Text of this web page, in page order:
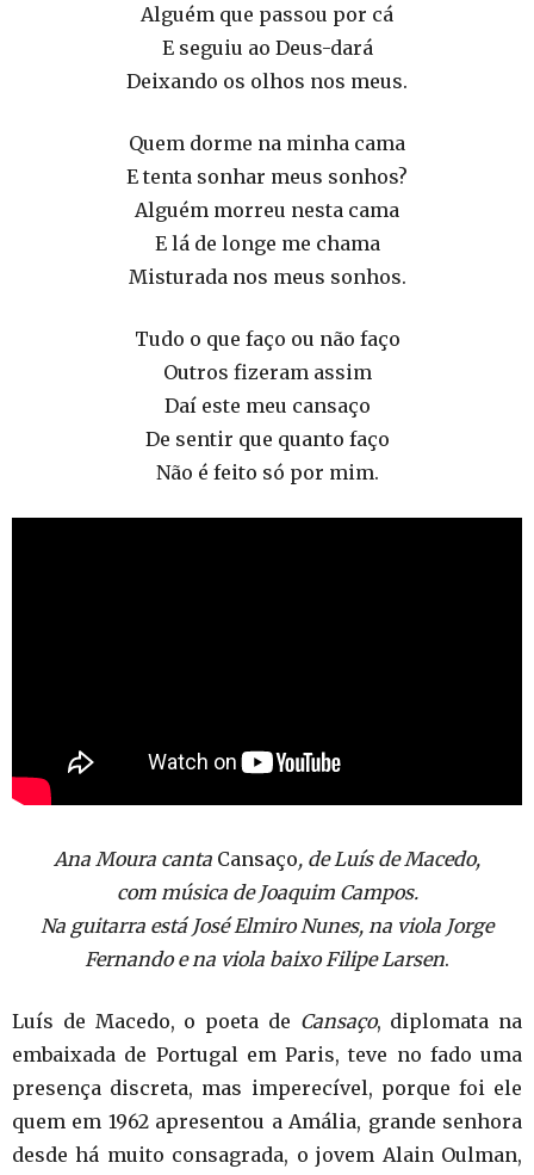
Alguém que passou por cá
E seguiu ao Deus-dará
Deixando os olhos nos meus.
Quem dorme na minha cama
E tenta sonhar meus sonhos?
Alguém morreu nesta cama
E lá de longe me chama
Misturada nos meus sonhos.
Tudo o que faço ou não faço
Outros fizeram assim
Daí este meu cansaço
De sentir que quanto faço
Não é feito só por mim.
Ana Moura canta Cansaço, de Luís de Macedo,
com música de Joaquim Campos.
Na guitarra está José Elmiro Nunes, na viola Jorge
Fernando e na viola baixo Filipe Larsen.
Luís de Macedo, o poeta de Cansaço, diplomata na
embaixada de Portugal em Paris, teve no fado uma
presença discreta, mas imperecível, porque foi ele
quem em 1962 apresentou a Amália, grande senhora
desde há muito consagrada, o jovem Alain Oulman,